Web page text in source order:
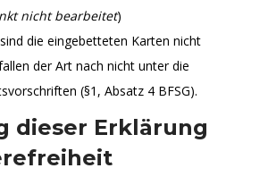
nicht bearbeitet)
die eingebetteten Karten nicht
der Art nach nicht unter die
(§1, Absatz 4 BFSG).
dieser Erklärung